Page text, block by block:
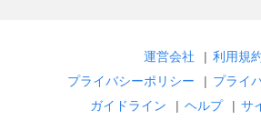
運営会社 | 利用規
プライバシーポリシー
| プライ
ガイドライン
| ヘルプ | サ